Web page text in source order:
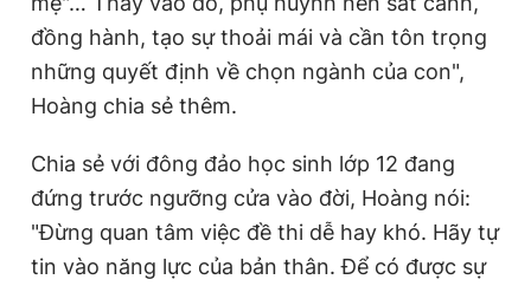
đồng hành, tạo sự thoải mái và cần tôn trọng
những quyết định về chọn ngành của con",
Hoàng chia sẻ thêm.
Chia sẻ với đông đảo học sinh lớp 12 đang
đứng trước ngưỡng cửa vào đời, Hoàng nói:
"Đừng quan tâm việc đề thi dễ hay khó. Hãy tự
tin vào năng lực của bản thân. Để có được sự